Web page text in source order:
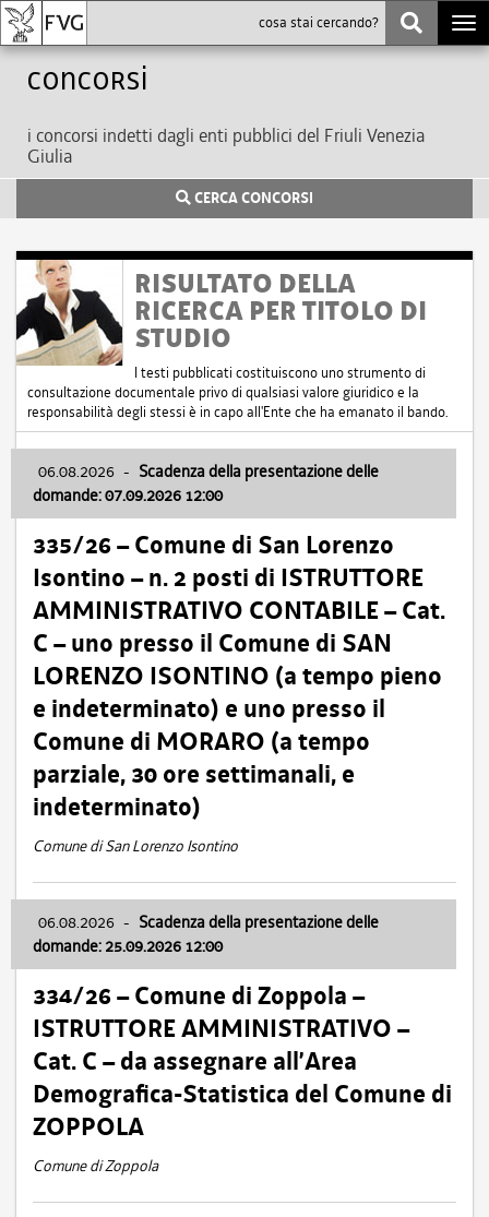
Concorsi
i concorsi indetti dagli enti pubblici del Friuli Venezia
Giulia
CERCA CONCORSI
RISULTATO DELLA
RICERCA PER TITOLO DI
STUDIO
I testi pubblicati costituiscono uno strumento di
consultazione documentale privo di qualsiasi valore giuridico e la
responsabilità degli stessi è in capo all'Ente che ha emanato il bando.
06.08.2026 - Scadenza della presentazione delle
domande: 07.09.2026 12:00
335/26 – Comune di San Lorenzo
Isontino – n. 2 posti di ISTRUTTORE
AMMINISTRATIVO CONTABILE – Cat.
C – uno presso il Comune di SAN
LORENZO ISONTINO (a tempo pieno
e indeterminato) e uno presso il
Comune di MORARO (a tempo
parziale, 30 ore settimanali, e
indeterminato)
Comune di San Lorenzo Isontino
06.08.2026 - Scadenza della presentazione delle
domande: 25.09.2026 12:00
334/26 – Comune di Zoppola –
ISTRUTTORE AMMINISTRATIVO –
Cat. C – da assegnare all’Area
Demografica-Statistica del Comune di
ZOPPOLA
Comune di Zoppola